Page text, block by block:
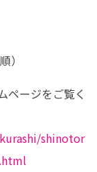
）
ページをご覧く
shinotor